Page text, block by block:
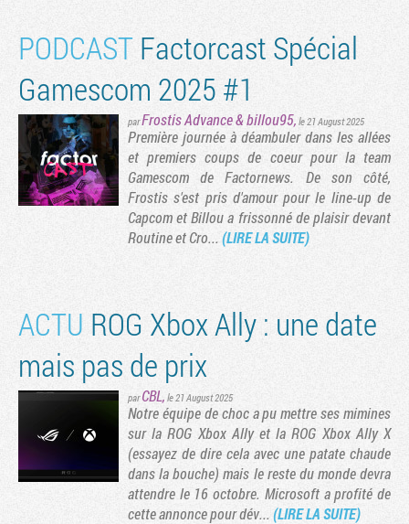
PODCAST Factorcast Spécial
Gamescom 2025 #1
parFrostis Advance&billou95, le 21 August 2025
Première journée à déambuler dans les allées
et premiers coups de coeur pour la team
Gamescom de Factornews. De son côté,
Frostis s'est pris d'amour pour le line-up de
Capcom et Billou a frissonné de plaisir devant
Routine et Cro...(LIRE LA SUITE)
ACTU ROG Xbox Ally : une date
mais pas de prix
parCBL, le 21 August 2025
Notre équipe de choc a pu mettre ses mimines
sur la ROG Xbox Ally et la ROG Xbox Ally X
(essayez de dire cela avec une patate chaude
dans la bouche) mais le reste du monde devra
attendre le 16 octobre. Microsoft a profité de
cette annonce pour dév...(LIRE LA SUITE)